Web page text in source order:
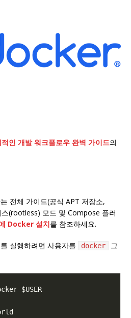
인 개발 워크플로우 완벽 가이드의
전체 가이드(공식 APT 저장소,
스(rootless) 모드 및 Compose 플러
Docker 설치를 참조하세요.
실행하려면 사용자를 docker
그